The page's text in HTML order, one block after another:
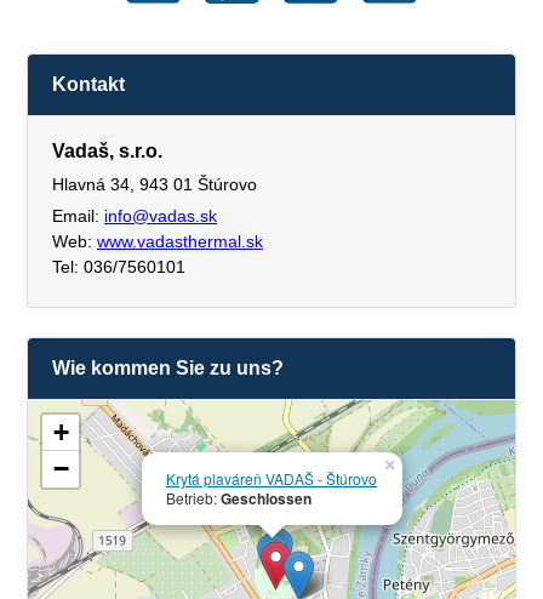
Kontakt
Vadaš, s.r.o.
Hlavná 34, 943 01 Štúrovo
Email: info@vadas.sk
Web: www.vadasthermal.sk
Tel: 036/7560101
Wie kommen Sie zu uns?
Krytá plaváreň VADAŠ - Štúrovo
Betrieb:Geschlossen
×
+
−